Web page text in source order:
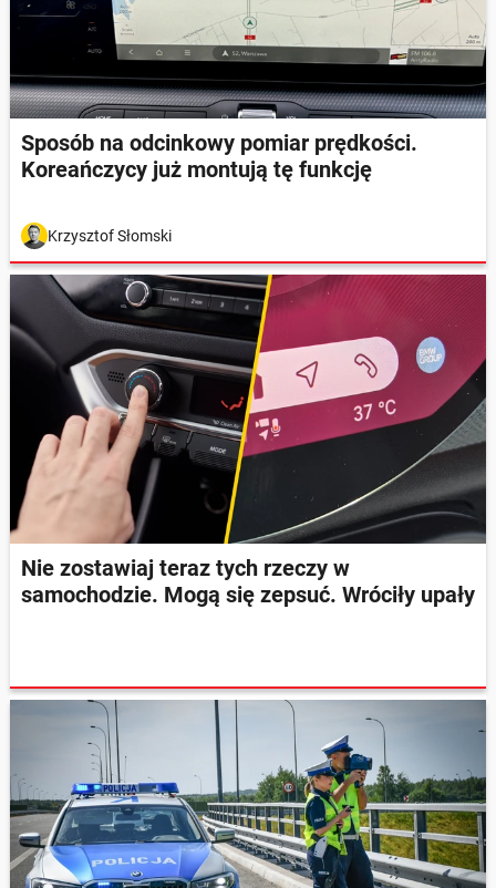
Sposób na odcinkowy pomiar prędkości.
Koreańczycy już montują tę funkcję
Krzysztof Słomski
Nie zostawiaj teraz tych rzeczy w
samochodzie. Mogą się zepsuć. Wróciły upały